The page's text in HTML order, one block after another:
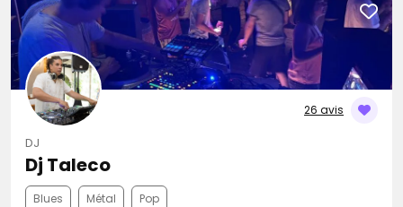
26 avis
DJ
Dj Taleco
Blues Métal Pop